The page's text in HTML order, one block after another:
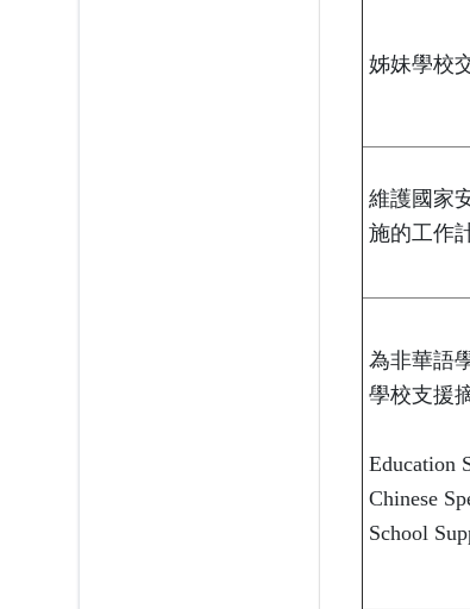
姊妹學校
維護國家
施的工作
為非華語
學校支援
Education
Chinese
School